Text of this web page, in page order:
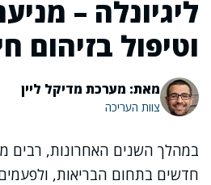
ליגיונלה –
וטיפול בזיהום
מאת: מערכת מדיקל ליין
צוות העריכה
במהלך השנים האחרונות, רבים
חדשים בתחום הבריאות,